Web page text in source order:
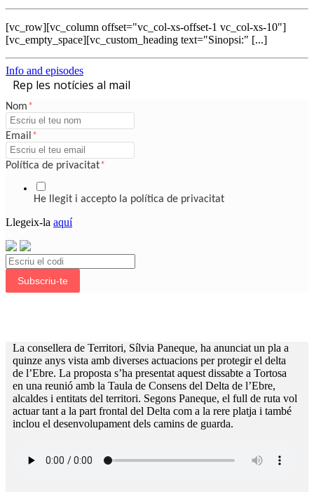
[vc_row][vc_column offset="vc_col-xs-offset-1 vc_col-xs-10"]
[vc_empty_space][vc_custom_heading text="Sinopsi:" [...]
Info and episodes
Rep les notícies al mail
Nom*
Email *
Política de privacitat*
He llegit i accepto la política de privacitat
Llegeix-la aquí
Subscriu-te
La consellera de Territori, Sílvia Paneque, ha anunciat un pla a
quinze anys vista amb diverses actuacions per protegir el delta
de l’Ebre. La proposta s’ha presentat aquest dissabte a Tortosa
en una reunió amb la Taula de Consens del Delta de l’Ebre,
alcaldes i entitats del territori. Segons Paneque, el full de ruta vol
actuar tant a la part frontal del Delta com a la rere platja i també
inclou el desenvolupament dels camins de guarda.